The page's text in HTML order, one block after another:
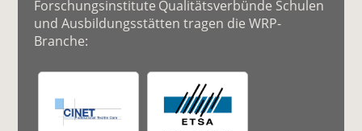
Forschungsinstitute Qualitätsverbünde Schulen
und Ausbildungsstätten tragen die WRP-
Branche: